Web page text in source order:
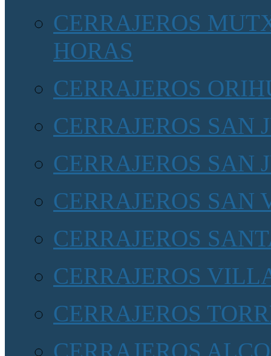
CERRAJEROS
HORAS
CERRAJEROS
CERRAJEROS SAN
CERRAJEROS SAN
CERRAJEROS SAN
CERRAJEROS
CERRAJEROS
CERRAJEROS
CERRAJEROS